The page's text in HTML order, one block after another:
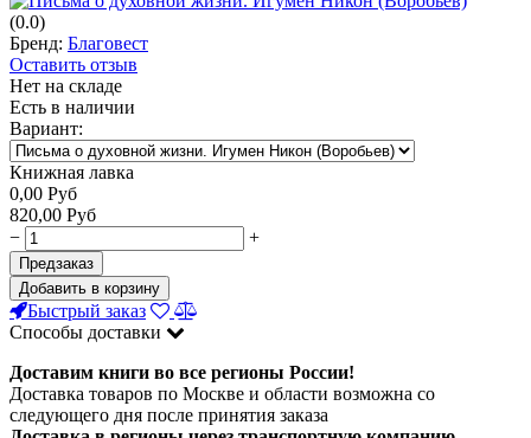
(0.0)
Бренд: Благовест
Оставить отзыв
Нет на складе
Есть в наличии
Вариант:
Книжная лавка
0,00 Руб
820,00 Руб
−
+
Предзаказ
Добавить в корзину
Быстрый заказ
Способы доставки
Доставим книги во все регионы России!
Доставка товаров по Москве и области возможна со
следующего дня после принятия заказа